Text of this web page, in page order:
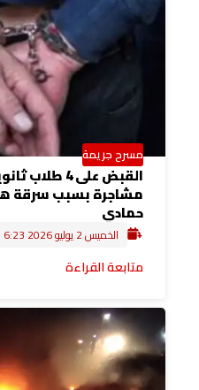
مسرح جريمة
القبض على 4
مشاجرة بسبب سرقة
حمادي
الخميس 2 يوليو 2026 6:23 ص
متابعة القراءة